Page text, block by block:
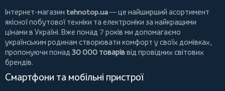
Інтернет-магазин tehnotop.ua— це найширший асортимент
якісної побутової техніки та електроніки за найкращими
цінами в Україні. Вже понад 7 років ми допомагаємо
українським родинам створювати комфорт у своїх домівках,
пропонуючи понад 30 000 товаріввід провідних світових
брендів.
Смартфони та мобільні пристрої